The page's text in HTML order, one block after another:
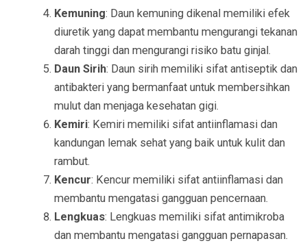
Kemuning: Daun kemuning dikenal memiliki efek
diuretik yang dapat membantu mengurangi tekanan
darah tinggi dan mengurangi risiko batu ginjal.
Daun Sirih: Daun sirih memiliki sifat antiseptik dan
antibakteri yang bermanfaat untuk membersihkan
mulut dan menjaga kesehatan gigi.
Kemiri: Kemiri memiliki sifat antiinflamasi dan
kandungan lemak sehat yang baik untuk kulit dan
rambut.
Kencur: Kencur memiliki sifat antiinflamasi dan
membantu mengatasi gangguan pencernaan.
Lengkuas: Lengkuas memiliki sifat antimikroba
dan membantu mengatasi gangguan pernapasan.